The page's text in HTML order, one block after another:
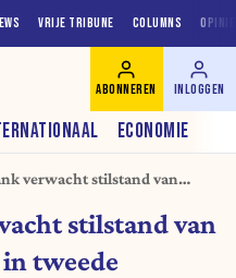
VRIJE TRIBUNE COLUMNS
ECONOMIE
ABONNEREN INLOGGEN
verwacht stilstand van
stilstand van
tweede